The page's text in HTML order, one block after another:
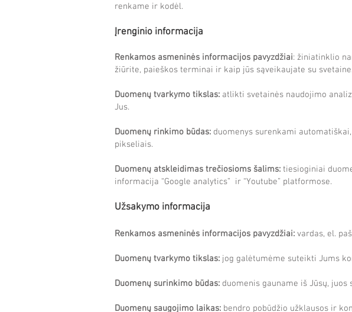
renkame ir kodėl.
Įrenginio informacija
Renkamos asmeninės informacijos pavyzdžiai: žiniatinklio
žiūrite, paieškos terminai ir kaip jūs sąveikaujate su
Duomenų tvarkymo tikslas: atlikti svetainės naudojimo
Jus.
Duomenų rinkimo būdas: duomenys surenkami
pikseliais.
Duomenų atskleidimas trečiosioms šalims: tiesioginiai
informacija “Google analytics” ir “Youtube” platformose.
Užsakymo informacija
Renkamos asmeninės informacijos pavyzdžiai: vardas, el.
Duomenų tvarkymo tikslas: jog galėtumėme suteikti Jums
Duomenų surinkimo būdas: duomenis gauname iš Jūsų,
Duomenų saugojimo laikas: bendro pobūdžio užklausos ir